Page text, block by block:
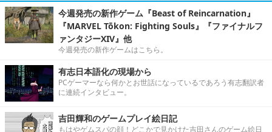
今週発売の新作ゲーム『Beast of Reincarnation』
『MARVEL Tōkon: Fighting Souls』『ファイナルフ
ァンタジーXIV』他
今週発売の新作ゲームはこちら。
有志日本語化の現場から
PCゲーマーなら何かとお世話になっているであろう有志翻訳者
に連続インタビュー。
吉田輝和のゲームプレイ絵日記
もはやゲムスパの顔！どこかで見かけた吉田さんのゲーム絵日